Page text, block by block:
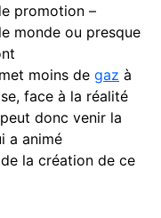
promotion –
monde ou presque
moins de gaz à
face à la réalité
donc venir la
a animé
de la création de ce